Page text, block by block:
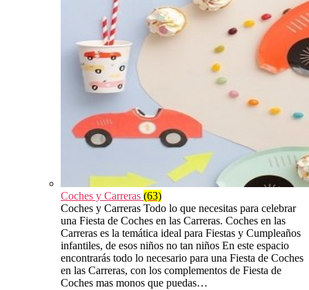
Coches y Carreras (63)
Coches y Carreras Todo lo que necesitas para celebrar
una Fiesta de Coches en las Carreras. Coches en las
Carreras es la temática ideal para Fiestas y Cumpleaños
infantiles, de esos niños no tan niños En este espacio
encontrarás todo lo necesario para una Fiesta de Coches
en las Carreras, con los complementos de Fiesta de
Coches mas monos que puedas…